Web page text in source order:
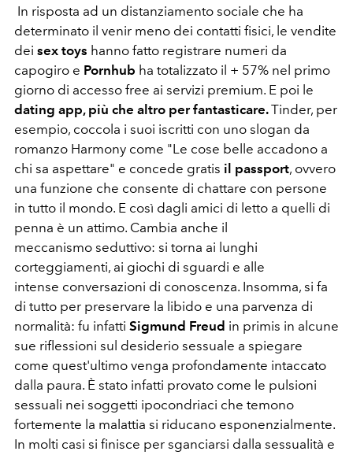
In risposta ad un distanziamento sociale che ha
determinato il venir meno dei contatti fisici, le vendite
dei sex toys hanno fatto registrare numeri da
capogiro e Pornhub ha totalizzato il + 57% nel primo
giorno di accesso free ai servizi premium. E poi le
dating app, più che altro per fantasticare.Tinder, per
esempio, coccola i suoi iscritti con uno slogan da
romanzo Harmony come "Le cose belle accadono a
chi sa aspettare" e concede gratis il passport, ovvero
una funzione che consente di chattare con persone
in tutto il mondo. E così dagli amici di letto a quelli di
penna è un attimo. Cambia anche il
meccanismo seduttivo: si torna ai lunghi
corteggiamenti, ai giochi di sguardi e alle
intense conversazioni di conoscenza. Insomma, si fa
di tutto per preservare la libido e una parvenza di
normalità: fu infatti Sigmund Freud in primis in alcune
sue riflessioni sul desiderio sessuale a spiegare
come quest'ultimo venga profondamente intaccato
dalla paura. È stato infatti provato come le pulsioni
sessuali nei soggetti ipocondriaci che temono
fortemente la malattia si riducano esponenzialmente.
In molti casi si finisce per sganciarsi dalla sessualità e